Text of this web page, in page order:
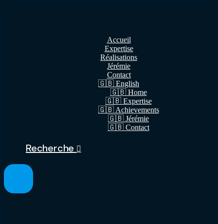
Accueil
Expertise
Réalisations
Jérémie
Contact
🇬🇧 English
🇬🇧 Home
🇬🇧 Expertise
🇬🇧 Achievements
🇬🇧 Jérémie
🇬🇧 Contact
Recherche